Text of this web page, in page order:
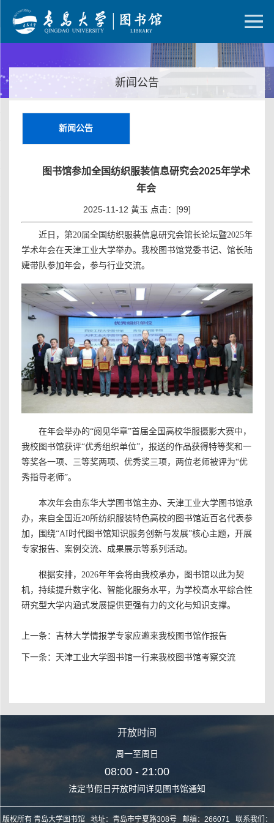
新闻公告
新闻公告
图书馆参加全国纺织服装信息研究会2025年学术
年会
2025-11-12 黄玉 点击：[99]
近日，第20届全国纺织服装信息研究会馆长论坛暨2025年
学术年会在天津工业大学举办。我校图书馆党委书记、馆长陆
婕带队参加年会， 参与行业交流。
在年会举办的“阅见华章”首届全国高校华服摄影大赛中，
我校图书馆获评“优秀组织单位”，报送的作品获得特等奖和一
等奖各一项、三等奖两项、优秀奖三项，两位老师被评为“优
秀指导老师”。
本次年会由东华大学图书馆主办、天津工业大学图书馆承
办， 来自 全国 近20所纺织服装特色高校的 图书馆近百名代表参
加 ，围绕“AI时代图书馆知识服务创新与发展”核心主题，开展
专家报告、案例交流、成果展示等系列活动。
根据安排， 2026年年会将由我校承办， 图书馆以此为契
机，持续提升数字化、智能化服务水平，为学校高水平综合性
研究型大学内涵式发展提供更强有力的文化与知识支撑。
上一条： 吉林大学情报学专家应邀来我校图书馆作报告
下一条： 天津工业大学图书馆一行来我校图书馆考察交流
开放时间
周一至周日
08:00 - 21:00
法定节假日开放时间详见图书馆通知
版权所有 青岛大学图书馆 地址：青岛市宁夏路308号 邮编：266071 联系我们：